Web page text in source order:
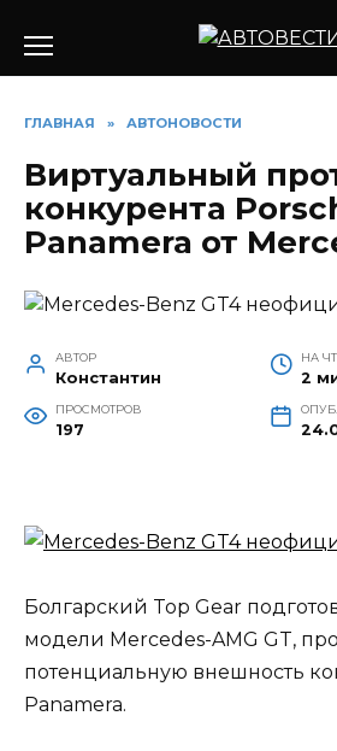
содержанию
ГЛАВНАЯ » АВТОНОВОСТИ
Виртуальный
конкурента
Panamera от
АВТОР
Константин
НА
2
ПРОСМОТРОВ
197
Болгарский Top Gear
модели Mercedes-AMG GT,
потенциальную внешность
Panamera.